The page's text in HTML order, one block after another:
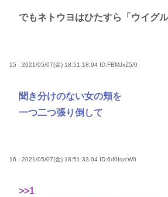
でもネトウヨはひたすら「ウイグル
15 : 2021/05/07(金) 18:51:18.94 ID:FBMJxZ5/0
聞き分けのない女の頬を
一つ二つ張り倒して
16 : 2021/05/07(金) 18:51:33.04 ID:6d0IqrcW0
>>1